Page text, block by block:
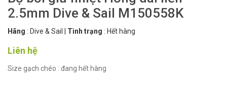
2.5mm Dive & Sail M150558K
Hãng : Dive & Sail Tình trạng : Hết hàng
Liên hệ
Size gạch chéo : đang hết hàng